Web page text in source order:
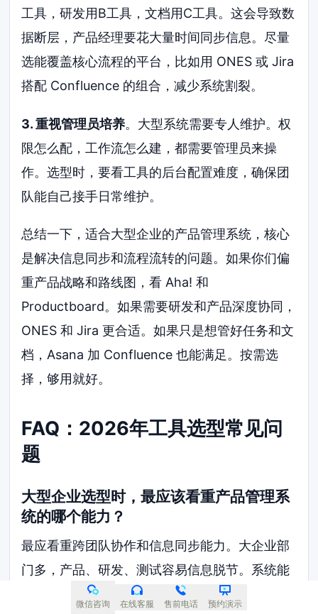
工具，研发用B工具，文档用C工具。这会导致数
据断层，产品经理要花大量时间同步信息。尽量
选能覆盖核心流程的平台，比如用 ONES 或 Jira
搭配 Confluence 的组合，减少系统割裂。
3. 重视管理员培养。大型系统需要专人维护。权
限怎么配，工作流怎么建，都需要管理员来操
作。选型时，要看工具的后台配置难度，确保团
队能自己接手日常维护。
总结一下，适合大型企业的产品管理系统，核心
是解决信息同步和流程流转的问题。如果你们偏
重产品战略和路线图，看 Aha! 和
Productboard。如果需要研发和产品深度协同，
ONES 和 Jira 更合适。如果只是想管好任务和文
档，Asana 加 Confluence 也能满足。按需选
择，够用就好。
FAQ：2026年工具选型常见问
题
大型企业选型时，最应该看重产品管理系
统的哪个能力？
最应看重跨团队协作和信息同步能力。大企业部
门多，产品、研发、测试容易信息脱节。系统能
不能让各环节看到一致的信息，比单点功能更重
微信咨询 在线客服 售前电话 预约演示